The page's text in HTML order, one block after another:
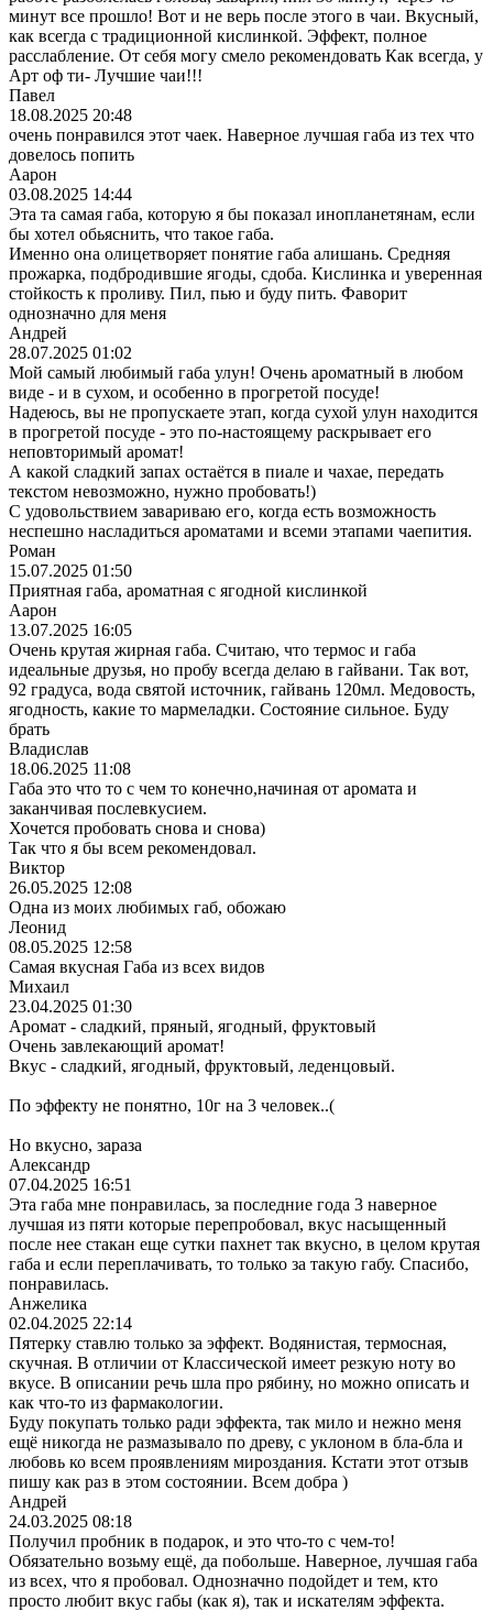
минут все прошло! Вот и не верь после этого в чаи. Вкусный,
как всегда с традиционной кислинкой. Эффект, полное
расслабление. От себя могу смело рекомендовать Как всегда, у
Арт оф ти- Лучшие чаи!!!
Павел
18.08.2025 20:48
очень понравился этот чаек. Наверное лучшая габа из тех что
довелось попить
Аарон
03.08.2025 14:44
Эта та самая габа, которую я бы показал инопланетянам, если
бы хотел обьяснить, что такое габа.
Именно она олицетворяет понятие габа алишань. Средняя
прожарка, подбродившие ягоды, сдоба. Кислинка и уверенная
стойкость к проливу. Пил, пью и буду пить. Фаворит
однозначно для меня
Андрей
28.07.2025 01:02
Мой самый любимый габа улун! Очень ароматный в любом
виде - и в сухом, и особенно в прогретой посуде!
Надеюсь, вы не пропускаете этап, когда сухой улун находится
в прогретой посуде - это по-настоящему раскрывает его
неповторимый аромат!
А какой сладкий запах остаётся в пиале и чахае, передать
текстом невозможно, нужно пробовать!)
С удовольствием завариваю его, когда есть возможность
неспешно насладиться ароматами и всеми этапами чаепития.
Роман
15.07.2025 01:50
Приятная габа, ароматная с ягодной кислинкой
Аарон
13.07.2025 16:05
Очень крутая жирная габа. Считаю, что термос и габа
идеальные друзья, но пробу всегда делаю в гайвани. Так вот,
92 градуса, вода святой источник, гайвань 120мл. Медовость,
ягодность, какие то мармеладки. Состояние сильное. Буду
брать
Владислав
18.06.2025 11:08
Габа это что то с чем то конечно,начиная от аромата и
заканчивая послевкусием.
Хочется пробовать снова и снова)
Так что я бы всем рекомендовал.
Виктор
26.05.2025 12:08
Одна из моих любимых габ, обожаю
Леонид
08.05.2025 12:58
Самая вкусная Габа из всех видов
Михаил
23.04.2025 01:30
Аромат - сладкий, пряный, ягодный, фруктовый
Очень завлекающий аромат!
Вкус - сладкий, ягодный, фруктовый, леденцовый.
По эффекту не понятно, 10г на 3 человек..(
Но вкусно, зараза
Александр
07.04.2025 16:51
Эта габа мне понравилась, за последние года 3 наверное
лучшая из пяти которые перепробовал, вкус насыщенный
после нее стакан еще сутки пахнет так вкусно, в целом крутая
габа и если переплачивать, то только за такую габу. Спасибо,
понравилась.
Анжелика
02.04.2025 22:14
Пятерку ставлю только за эффект. Водянистая, термосная,
скучная. В отличии от Классической имеет резкую ноту во
вкусе. В описании речь шла про рябину, но можно описать и
как что-то из фармакологии.
Буду покупать только ради эффекта, так мило и нежно меня
ещё никогда не размазывало по древу, с уклоном в бла-бла и
любовь ко всем проявлениям мироздания. Кстати этот отзыв
пишу как раз в этом состоянии. Всем добра )
Андрей
24.03.2025 08:18
Получил пробник в подарок, и это что-то с чем-то!
Обязательно возьму ещё, да побольше. Наверное, лучшая габа
из всех, что я пробовал. Однозначно подойдет и тем, кто
просто любит вкус габы (как я), так и искателям эффекта.